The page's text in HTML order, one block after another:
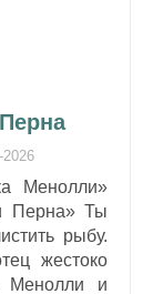
2026
Менолли»
Перна» Ты
рыбу.
жестоко
Менолли и